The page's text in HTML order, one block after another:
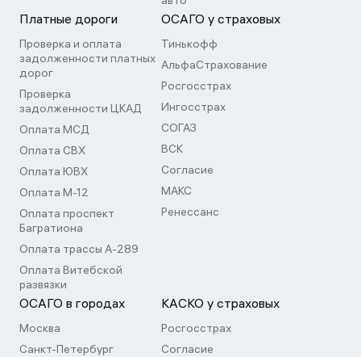
Платные дороги
Проверка и оплата
задолженности платных
дорог
Проверка
задолженности ЦКАД
Оплата МСД
Оплата СВХ
Оплата ЮВХ
Оплата М-12
Оплата проспект
Багратиона
Оплата трассы А-289
Оплата Витебской
развязки
ОСАГО у страховых
Тинькофф
АльфаСтрахование
Росгосстрах
Ингосстрах
СОГАЗ
ВСК
Согласие
МАКС
Ренессанс
ОСАГО в городах
Москва
Санкт-Петербург
КАСКО у страховых
Росгосстрах
Согласие